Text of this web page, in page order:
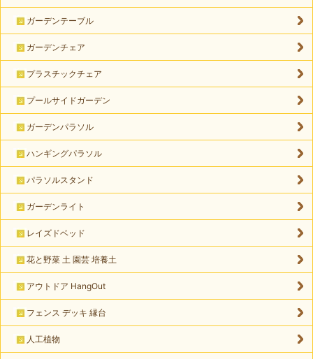
ガーデンテーブル
ガーデンチェア
プラスチックチェア
プールサイドガーデン
ガーデンパラソル
ハンギングパラソル
パラソルスタンド
ガーデンライト
レイズドベッド
花と野菜 土 園芸 培養土
アウトドア HangOut
フェンス デッキ 縁台
人工植物